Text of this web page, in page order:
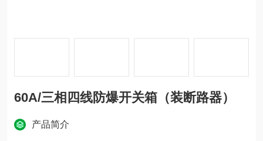
60A/三相四线防爆开关箱（装断路器）
产品简介